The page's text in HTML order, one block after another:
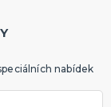
nabídek